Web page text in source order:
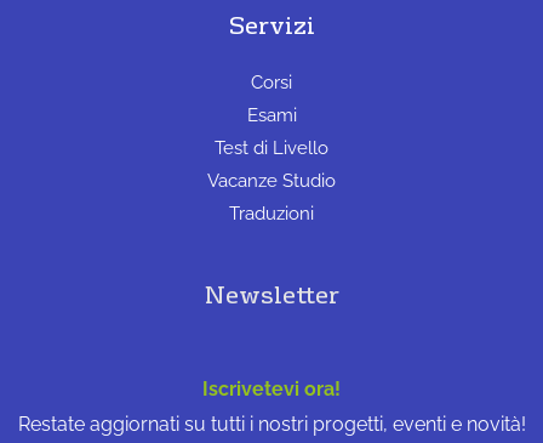
Servizi
Corsi
Esami
Test di Livello
Vacanze Studio
Traduzioni
Newsletter
Iscrivetevi ora!
Restate aggiornati su tutti i nostri progetti, eventi e novità!